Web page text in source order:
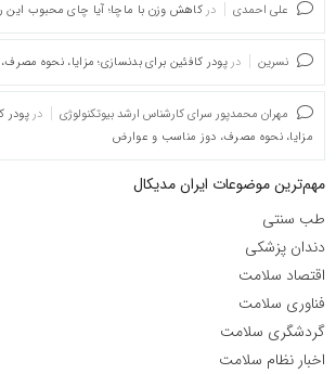
علی احمدی در کاهش وزن با ماچا؛ آیا چای محبوب این
نسرین در پودر کافئین برای بدنسازی؛ مزایا، نحوه
مهران محمدپور سرای کارشناس ارشد بیوتکنولوژی در پودر
مزایا، نحوه مصرف، دوز مناسب و عوارض
مهم‌ترین موضوعات ایران مدیکال
طب سنتی
دندان پزشکی
اقتصاد سلامت
فناوری سلامت
گردشگری سلامت
اخبار نظام سلامت